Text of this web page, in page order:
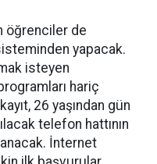
öğrenciler de
yapacak.
isteyen
hariç
26 yaşından gün
telefon hattının
İnternet